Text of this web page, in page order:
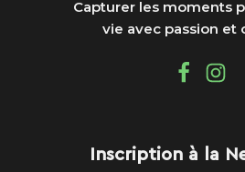
Capturer les moments
vie avec passion et
Inscription à la